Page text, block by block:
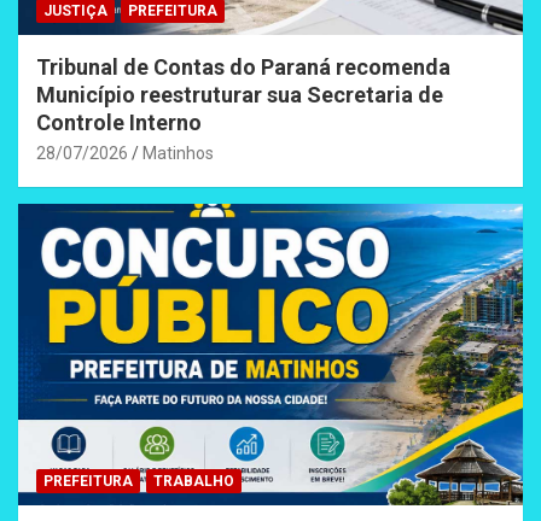
JUSTIÇA PREFEITURA
Tribunal de Contas do Paraná recomenda
Município reestruturar sua Secretaria de
Controle Interno
28/07/2026 Matinhos
PREFEITURA TRABALHO